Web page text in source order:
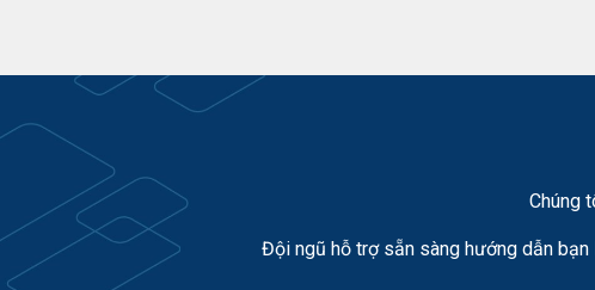
Chúng
Đội ngũ hỗ trợ sẵn sàng hướng dẫn bạn